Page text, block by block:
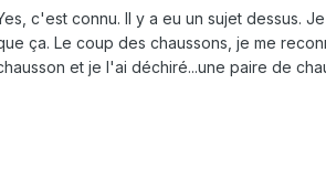
c'est connu. Il y a eu un sujet dessus.
ça. Le coup des chaussons, je me
et je l'ai déchiré...une paire de